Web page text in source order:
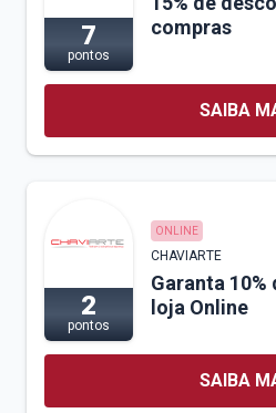
7
pontos
compras
SAIBA
2
pontos
ONLINE
CHAVIARTE
Garanta
loja Online
SAIBA